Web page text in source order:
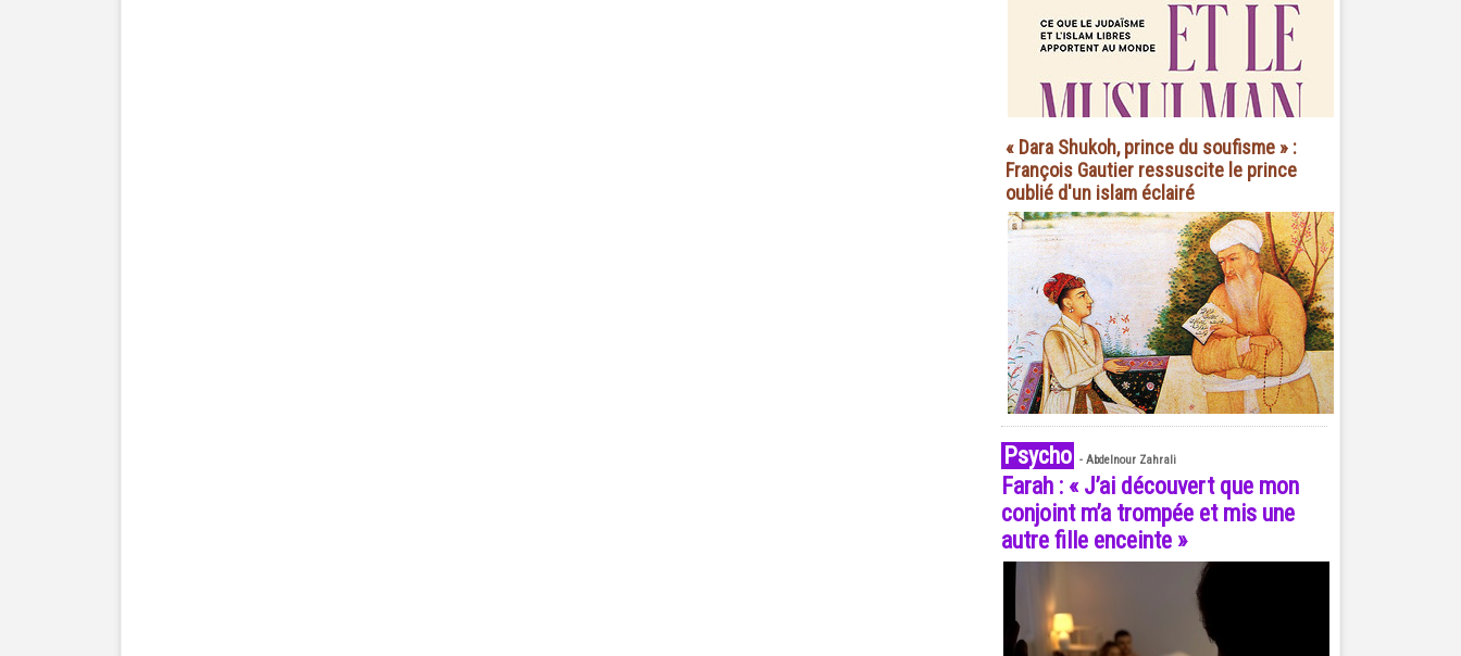
« Dara Shukoh, prince du soufisme » :
François Gautier ressuscite le prince
oublié d'un islam éclairé
Psycho - Abdelnour Zahrali
Farah : « J’ai découvert que mon
conjoint m’a trompée et mis une
autre fille enceinte »